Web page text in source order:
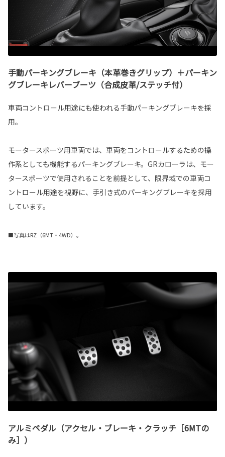
手動パーキングブレーキ（本革巻きグリップ）＋パーキン
グブレーキレバーブーツ（合成皮革/ステッチ付）
車両コントロール用途にも使われる手動パーキングブレーキを採
用。
モータースポーツ用車両では、車両をコントロールするための操
作系としても機能するパーキングブレーキ。GRカローラは、モー
タースポーツで使用されることを前提として、限界域での車両コ
ントロール用途を視野に、手引き式のパーキングブレーキを採用
しています。
■写真はRZ（6MT・4WD）。
アルミペダル（アクセル・ブレーキ・クラッチ［6MTの
み］）